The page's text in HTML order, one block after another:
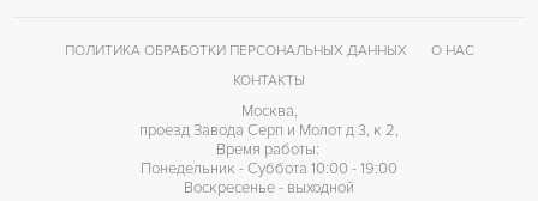
ПОЛИТИКА ОБРАБОТКИ ПЕРСОНАЛЬНЫХ ДАННЫХ
О НАС
КОНТАКТЫ
Москва,
проезд Завода Серп и Молот д 3, к 2,
Время работы:
Понедельник - Суббота 10:00 - 19:00
Воскресенье - выходной